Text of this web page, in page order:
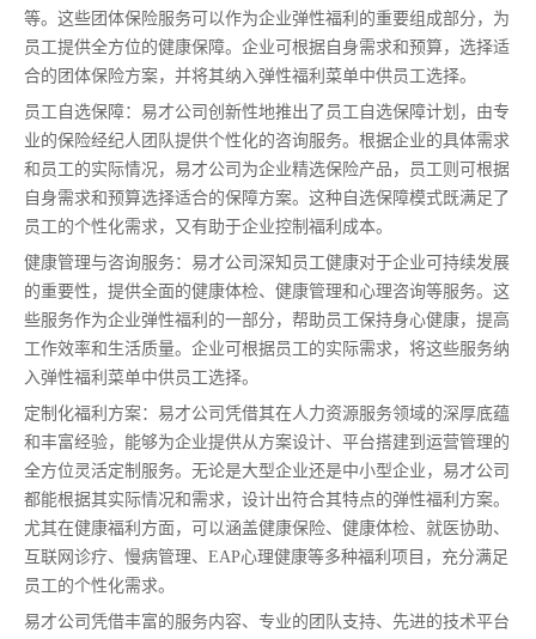
等。这些团体保险服务可以作为企业弹性福利的重要组成部分，为
员工提供全方位的健康保障。企业可根据自身需求和预算，选择适
合的团体保险方案，并将其纳入弹性福利菜单中供员工选择。
员工自选保障：易才公司创新性地推出了员工自选保障计划，由专
业的保险经纪人团队提供个性化的咨询服务。根据企业的具体需求
和员工的实际情况，易才公司为企业精选保险产品，员工则可根据
自身需求和预算选择适合的保障方案。这种自选保障模式既满足了
员工的个性化需求，又有助于企业控制福利成本。
健康管理与咨询服务：易才公司深知员工健康对于企业可持续发展
的重要性，提供全面的健康体检、健康管理和心理咨询等服务。这
些服务作为企业弹性福利的一部分，帮助员工保持身心健康，提高
工作效率和生活质量。企业可根据员工的实际需求，将这些服务纳
入弹性福利菜单中供员工选择。
定制化福利方案：易才公司凭借其在人力资源服务领域的深厚底蕴
和丰富经验，能够为企业提供从方案设计、平台搭建到运营管理的
全方位灵活定制服务。无论是大型企业还是中小型企业，易才公司
都能根据其实际情况和需求，设计出符合其特点的弹性福利方案。
尤其在健康福利方面，可以涵盖健康保险、健康体检、就医协助、
互联网诊疗、慢病管理、EAP心理健康等多种福利项目，充分满足
员工的个性化需求。
易才公司凭借丰富的服务内容、专业的团队支持、先进的技术平台